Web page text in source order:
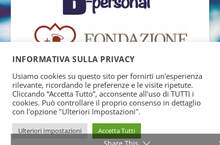
INFORMATIVA SULLA PRIVACY
Usiamo cookies su questo sito per fornirti un'esperienza
rilevante, ricordando le preferenze e le visite ripetute.
Cliccando “Accetta Tutto”, acconsente all'uso di TUTTI i
cookies. Può controllare il proprio consenso in dettaglio
con l'opzione "Ulteriori Impostazioni".
Ulteriori Impostazioni Accetta Tutti